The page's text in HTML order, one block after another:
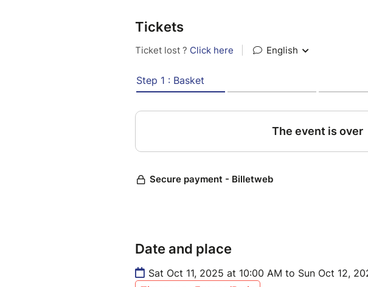
Tickets
Date and place
Sat Oct 11, 2025 at 10:00 AM to Sun Oct 12,